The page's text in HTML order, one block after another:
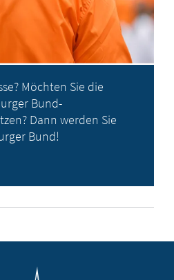
Möchten Sie die
Bund-
Dann werden Sie
Bund!